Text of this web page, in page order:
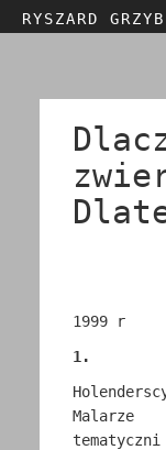
1999 r
1.
Malarze
tematyczni
RYSZARD GRZYB